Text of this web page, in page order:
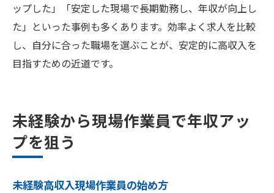
ップした」「安定した現場で長期勤務し、年収が向上し
た」といった事例も多くあります。効率よく求人を比較
し、自分に合った職場を選ぶことが、安定的に高収入を
目指すための近道です。
未経験から現場作業員で年収アッ
プを狙う
未経験高収入現場作業員の始め方